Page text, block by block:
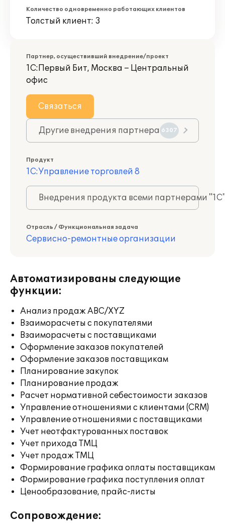
Количество одновременно работающих клиентов
Толстый клиент: 3
Партнер, осуществивший внедрение/проект
1С:Первый Бит, Москва – Центральный
офис
Связаться
Другие внедрения партнера 6307
Продукт
1С:Управление торговлей 8
Внедрения продукта всеми партнерами
Отрасль / Функциональная задача
Сервисно-ремонтные организации
Автоматизированы следующие
функции:
Анализ продаж ABC/XYZ
Взаиморасчеты с покупателями
Взаиморасчеты с поставщиками
Оформление заказов покупателей
Оформление заказов поставщикам
Планирование закупок
Планирование продаж
Расчет нормативной себестоимости заказов
Управление отношениями с клиентами (CRM)
Управление отношениями с поставщиками
Учет неотфактурованных поставок
Учет прихода ТМЦ
Учет продаж ТМЦ
Формирование графика оплаты поставщикам
Формирование графика поступления оплат
Ценообразование, прайс-листы
Сопровождение: